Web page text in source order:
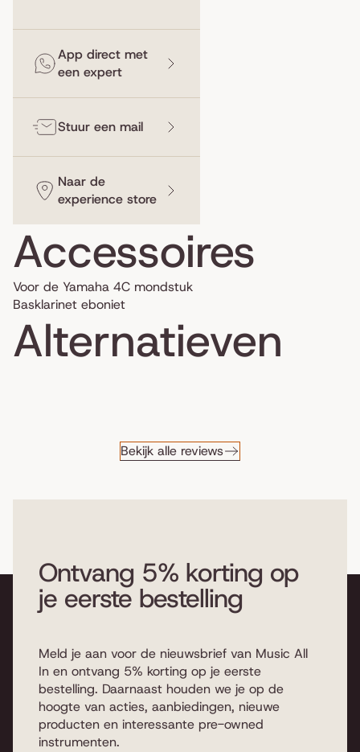
App direct met
een expert
Stuur een mail
Naar de
experience store
Accessoires
Voor de Yamaha 4C mondstuk
Basklarinet eboniet
Alternatieven
Bekijk alle reviews
Ontvang 5% korting op
je eerste bestelling
Meld je aan voor de nieuwsbrief van Music All
In en ontvang 5% korting op je eerste
bestelling. Daarnaast houden we je op de
hoogte van acties, aanbiedingen, nieuwe
producten en interessante pre-owned
instrumenten.